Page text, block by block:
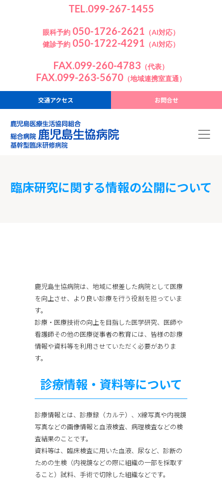
TEL.099-267-1455
眼科予約 050-1726-2621 （AI対応）
健診予約 050-1722-4291 （AI対応）
FAX.099-260-4783 （代表）
FAX.099-263-5670 （地域連携室直通）
交通アクセス お問合せ
臨床研究に関する情報の公開について
鹿児島生協病院は、地域に根差した病院として医療
を向上させ、より良い診療を行う役割を担っていま
す。
診療・医療技術の向上を目指した医学研究、医師や
看護師その他の医療従事者の教育には、皆様の診療
情報や資料等を利用させていただく必要がありま
す。
診療情報・資料等について
診療情報とは、診療録（カルテ）、X線写真や内視鏡
写真などの画像情報と血液検査、病理検査などの検
査結果のことです。
資料等は、臨床検査に用いた血液、尿など、診断の
ための生検（内視鏡などの際に組織の一部を採取す
ること）試料、手術で切除した組織などです。